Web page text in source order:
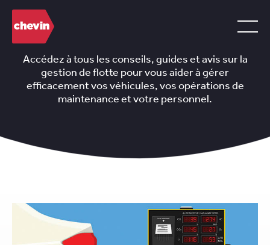
Accédez à tous les conseils, guides et avis sur la
gestion de flotte pour vous aider à gérer
efficacement vos véhicules, vos opérations de
maintenance et votre personnel.